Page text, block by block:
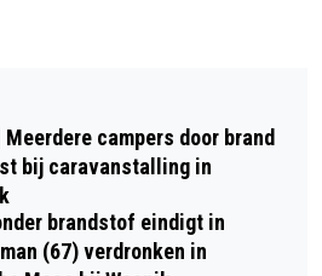
IN BAVEL EN ROLT
OP DE
VAN HET
MERK JIJ ERVAN
Meerdere campers door brand
bij caravanstalling in
brandstof eindigt in
(67) verdronken in